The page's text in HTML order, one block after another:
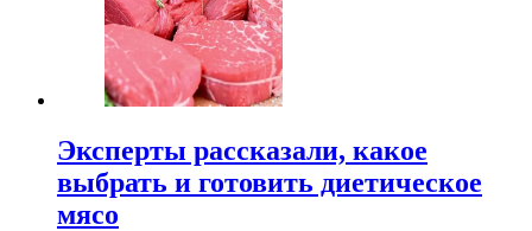
Эксперты рассказали, какое
выбрать и готовить диетическое
мясо